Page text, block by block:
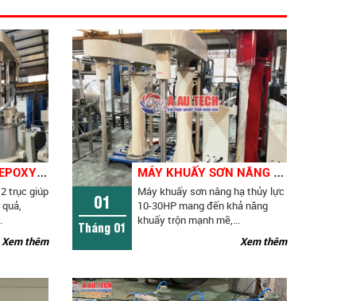
M
ÁY KHUẤY SƠN EPOXY 2 TRỤC THIẾT KẾ THEO YÊU CẦU SẢN XUẤT
trục giúp
Xem thêm
01
Tháng 01
M
ÁY KHUẤY SƠN NÂNG HẠ THỦY LỰC 10-30HP TỐI ƯU HIỆU QUẢ SẢN XUẤT
Máy khuấy sơn nâng hạ thủy lực
10-30HP mang đến khả năng
khuấy trộn mạnh mẽ,...
Xem thêm